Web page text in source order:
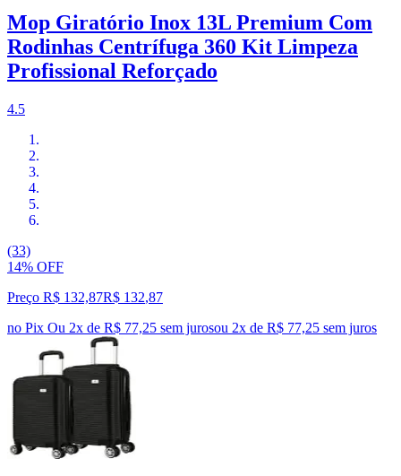
Mop Giratório Inox 13L Premium Com
Rodinhas Centrífuga 360 Kit Limpeza
Profissional Reforçado
4.5
(33)
14% OFF
Preço R$ 132,87R$ 132,87
no Pix Ou 2x de R$ 77,25 sem jurosou 2x de R$ 77,25 sem juros